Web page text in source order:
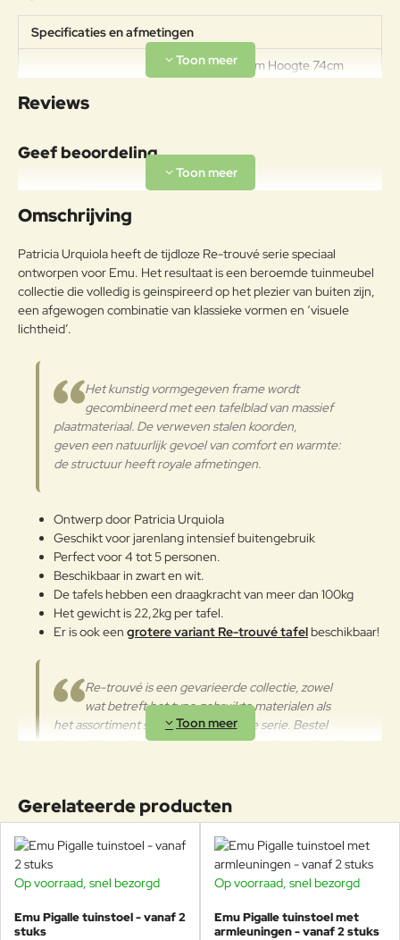
Specificaties en afmetingen
Specificaties
Diameter 105cm Hoogte 74cm
Gewicht 22,2kg Draagkracht van
Frame
Legering van ijzer en koolstof, met
een koolstofpercentage kleiner
weersomstandigheden te
weerstaan.
Onderhoudsadvies
Gepoedercoat staal
regelmatig te reinigen. Verricht de
reiniging vaker op plaatsen die
door een grote vochtigheid of een
zeeklimaat worden gekenmerkt.
Het wordt aanbevolen om de
reinigingsmiddelen te reinigen. De
langdurige en continue
blootstelling aan intense uv-
straling of aan erg lage
temperaturen kunnen de originele
eigenschappen van de mooie
gekleurde polyestercoating
producten wanneer ze lange tijd
niet gebruikt worden of in de
winter te reinigen en op een
beschermde plek op te bergen.
Reviews
Geef beoordeling
Uw naam:
g:
Waardering:
Waarderin
Slecht
Verder
Omschrijving
Patricia Urquiola heeft de tijdloze Re-trouvé serie speciaal
ontworpen voor Emu. Het resultaat is een beroemde tuinmeubel
collectie die volledig is geinspireerd op het plezier van buiten zijn,
een afgewogen combinatie van klassieke vormen en ‘visuele
lichtheid’.
Het kunstig vormgegeven frame wordt
gecombineerd met een tafelblad van massief
plaatmateriaal. De verweven stalen koorden,
geven een natuurlijk gevoel van comfort en warmte:
de structuur heeft royale afmetingen.
Ontwerp door Patricia Urquiola
Geschikt voor jarenlang intensief buitengebruik
Perfect voor 4 tot 5 personen.
Beschikbaar in zwart en wit.
De tafels hebben een draagkracht van meer dan 100kg
Het gewicht is 22,2kg per tafel.
Er is ook een grotere variant Re-trouvé tafelbeschikbaar!
Re-trouvé is een gevarieerde collectie, zowel
wat betreft het type gebruikte materialen als
het assortiment stoelen en tafel in de serie. Bestel
deze tijdloze design tuintafel bij Veurst, dompel uzelf
Rond design, ontworpen om
samen te komen
De Emu Re-Trouvé ronde tuintafel Ø105cm, ontworpen
doorPatricia Urquiola, is een uitgesproken designobject
dat uitnodigt tot samenkomen. Dankzij de ronde vorm
Gerelateerde producten
-18%
Op voorraad, snel bezorgd
Emu Pigalle tuinstoel - vanaf 2
stuks
-23%
Op voorraad, snel bezorgd
Emu Pigalle tuinstoel met
armleuningen - vanaf 2 stuks